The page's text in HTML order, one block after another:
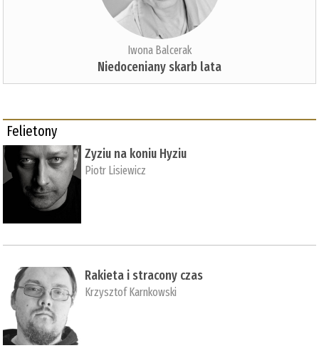
Iwona Balcerak
Niedoceniany skarb lata
Felietony
Zyziu na koniu Hyziu
Piotr Lisiewicz
Rakieta i stracony czas
Krzysztof Karnkowski